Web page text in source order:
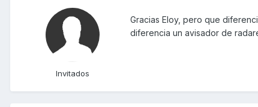
Invitados
Gracias Eloy, pero que
diferencia un avisador de